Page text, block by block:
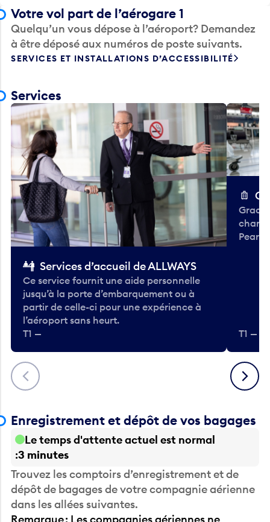
Votre vol part de l’aérogare 1
Quelqu’un vous dépose à l’aéroport? Demandez
à être déposé aux numéros de poste suivants.
SERVICES ET INSTALLATIONS D’ACCESSIBILITÉ
Services
Précédent
Services d’accueil de ALLWAYS
Ce service fournit une aide personnelle
jusqu’à la porte d’embarquement ou à
partir de celle-ci pour une expérience à
l’aéroport sans heurt.
T1 —
T1 —
Suivant
Enregistrement et dépôt de vos bagages
Le temps d'attente actuel est normal
3 minutes
Trouvez les comptoirs d’enregistrement et de
dépôt de bagages de votre compagnie aérienne
dans les allées suivantes.
Remarque : Les compagnies aériennes ne